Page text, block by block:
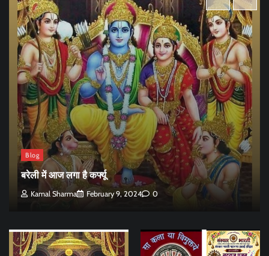
Blog
बरेली में आज लगा है कर्फ्यू
Kamal Sharma February 9, 2024 0